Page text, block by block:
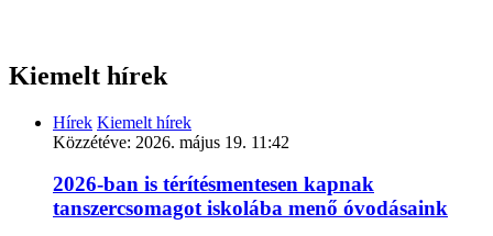
Kiemelt hírek
Hírek Kiemelt hírek
Közzétéve: 2026. május 19. 11:42
2026-ban is térítésmentesen kapnak
tanszercsomagot iskolába menő óvodásaink